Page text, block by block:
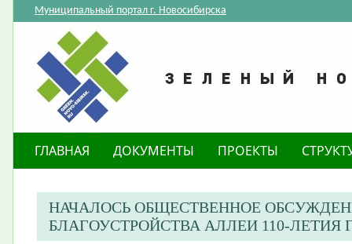
Муниципальный портал г. Новосибирска
ГЛАВНАЯ ДОКУМЕНТЫ ПРОЕКТЫ
НАЧАЛОСЬ ОБЩЕСТВЕННОЕ
БЛАГОУСТРОЙСТВА АЛЛЕИ 110-ЛЕТИЯ